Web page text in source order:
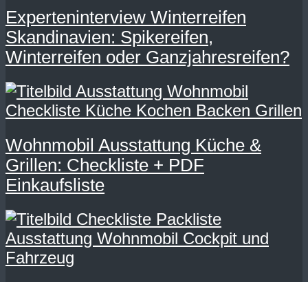
Experteninterview Winterreifen
Skandinavien: Spikereifen,
Winterreifen oder Ganzjahresreifen?
Wohnmobil Ausstattung Küche &
Grillen: Checkliste + PDF
Einkaufsliste